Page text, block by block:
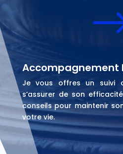
Accompagnement
Je vous offres un suivi
s’assurer de son
conseils pour maintenir
votre vie.